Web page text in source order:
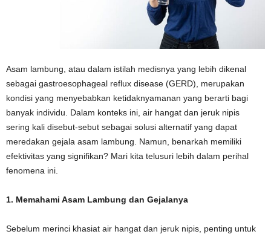
Asam lambung, atau dalam istilah medisnya yang lebih dikenal
sebagai gastroesophageal reflux disease (GERD), merupakan
kondisi yang menyebabkan ketidaknyamanan yang berarti bagi
banyak individu. Dalam konteks ini, air hangat dan jeruk nipis
sering kali disebut-sebut sebagai solusi alternatif yang dapat
meredakan gejala asam lambung. Namun, benarkah memiliki
efektivitas yang signifikan? Mari kita telusuri lebih dalam perihal
fenomena ini.
1. Memahami Asam Lambung dan Gejalanya
Sebelum merinci khasiat air hangat dan jeruk nipis, penting untuk